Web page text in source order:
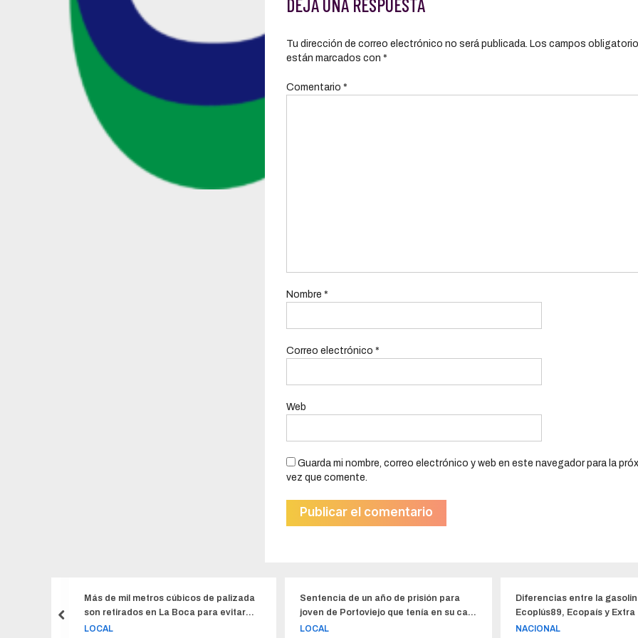
DEJA UNA RESPUESTA
Tu dirección de correo electrónico no será publicada. Los campos
están marcados con *
Comentario *
Nombre *
Correo electrónico *
Web
Guarda mi nombre, correo electrónico y web en este navegador para la
vez que comente.
cúbicos de palizada
La Boca para evitar
Sentencia de un año de prisión para
joven de Portoviejo que tenía en su casa
Diferencias entre la gasolina Súper,
Ecoplús89, Ecopaís y Extra